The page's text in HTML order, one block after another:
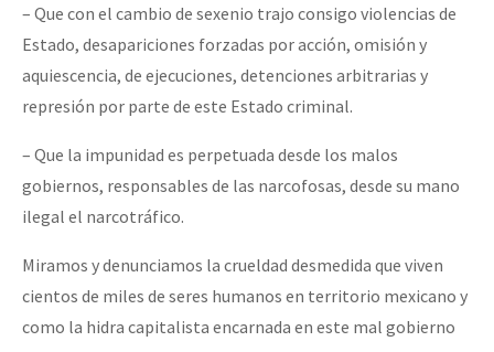
– Que con el cambio de sexenio trajo consigo violencias de
Estado, desapariciones forzadas por acción, omisión y
aquiescencia, de ejecuciones, detenciones arbitrarias y
represión por parte de este Estado criminal.
– Que la impunidad es perpetuada desde los malos
gobiernos, responsables de las narcofosas, desde su mano
ilegal el narcotráfico.
Miramos y denunciamos la crueldad desmedida que viven
cientos de miles de seres humanos en territorio mexicano y
como la hidra capitalista encarnada en este mal gobierno